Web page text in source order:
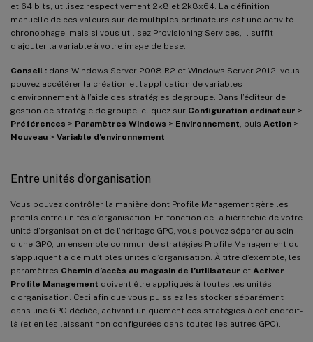
et 64 bits, utilisez respectivement 2k8 et 2k8x64. La définition
manuelle de ces valeurs sur de multiples ordinateurs est une activité
chronophage, mais si vous utilisez Provisioning Services, il suffit
d’ajouter la variable à votre image de base.
Conseil : dans Windows Server 2008 R2 et Windows Server 2012, vous
pouvez accélérer la création et l’application de variables
d’environnement à l’aide des stratégies de groupe. Dans l’éditeur de
gestion de stratégie de groupe, cliquez sur Configuration ordinateur >
Préférences > Paramètres Windows > Environnement , puis Action >
Nouveau > Variable d’environnement
Entre unités d’organisation
Vous pouvez contrôler la manière dont Profile Management gère les
profils entre unités d’organisation. En fonction de la hiérarchie de votre
unité d’organisation et de l’héritage GPO, vous pouvez séparer au sein
d’une GPO, un ensemble commun de stratégies Profile Management qui
s’appliquent à de multiples unités d’organisation. À titre d’exemple, les
paramètres Chemin d’accès au magasin de l’utilisateur et Activer
Profile Management doivent être appliqués à toutes les unités
d’organisation. Ceci afin que vous puissiez les stocker séparément
dans une GPO dédiée, activant uniquement ces stratégies à cet endroit-
là (et en les laissant non configurées dans toutes les autres GPO).